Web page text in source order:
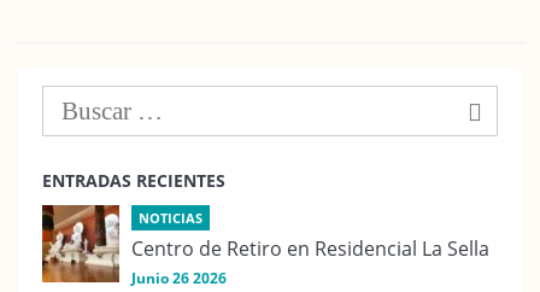
ENTRADAS RECIENTES
NOTICIAS
Centro de Retiro en Residencial La Sella
Junio 26 2026